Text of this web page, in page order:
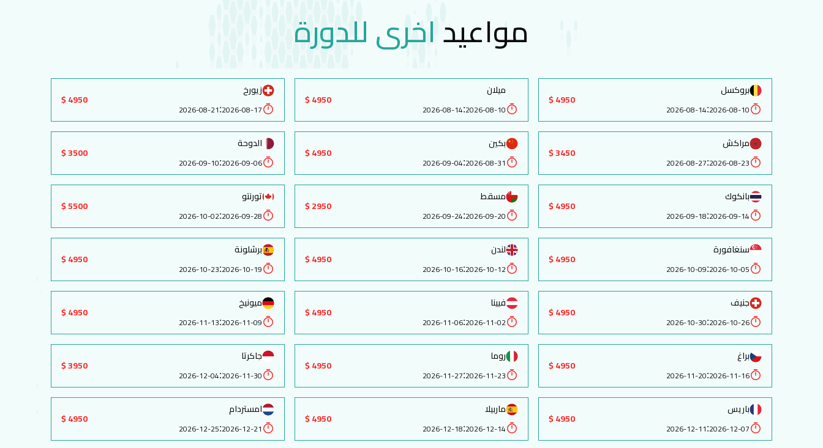
مواعيداخرى للدورة
بروكسل
2026-08-10
:
2026-08-14
4950 $
ميلان
2026-08-10
:
2026-08-14
4950 $
زيورخ
2026-08-17
:
2026-08-21
4950 $
مراكش
2026-08-23
:
2026-08-27
3450 $
بكين
2026-08-31
:
2026-09-04
4950 $
الدوحة
2026-09-06
:
2026-09-10
3500 $
بانكوك
2026-09-14
:
2026-09-18
4950 $
مسقط
2026-09-20
:
2026-09-24
2950 $
تورنتو
2026-09-28
:
2026-10-02
5500 $
سنغافورة
2026-10-05
:
2026-10-09
4950 $
لندن
2026-10-12
:
2026-10-16
4950 $
برشلونة
2026-10-19
:
2026-10-23
4950 $
جنيف
2026-10-26
:
2026-10-30
4950 $
فيينا
2026-11-02
:
2026-11-06
4950 $
ميونيخ
2026-11-09
:
2026-11-13
4950 $
براغ
2026-11-16
:
2026-11-20
4950 $
روما
2026-11-23
:
2026-11-27
4950 $
جاكرتا
2026-11-30
:
2026-12-04
3950 $
باريس
2026-12-07
:
2026-12-11
4950 $
ماربيلا
2026-12-14
:
2026-12-18
4950 $
امستردام
2026-12-21
:
2026-12-25
4950 $